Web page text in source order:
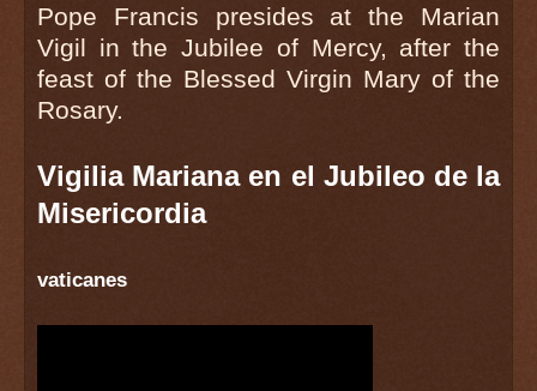
Pope Francis presides at the Marian
Vigil in the Jubilee of Mercy, after the
feast of the Blessed Virgin Mary of the
Rosary.
Vigilia Mariana en el Jubileo de la
Misericordia
vaticanes